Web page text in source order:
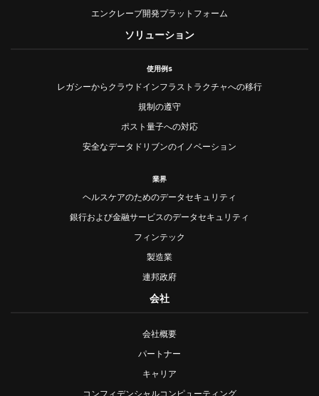
エンクレーブ開発プラットフォーム
ソリューション
使用例s
レガシーからクラウドインフラストラクチャへの移行
規制の遵守
ポスト量子への対応
安全なデータドリブンのイノベーション
業界
ヘルスケアのためのデータセキュリティ
銀行および金融サービスのデータセキュリティ
フィンテック
製造業
連邦政府
会社
会社概要
パートナー
キャリア
コンフィデンシャルコンピューティング